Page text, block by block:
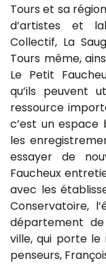
Tours et sa
d’artistes et
Collectif, La
Tours même,
Le Petit
qu’ils peuvent
ressource
c’est un
les
essayer de
Faucheux
avec les
Conservatoire,
département
ville, qui porte le
penseurs,